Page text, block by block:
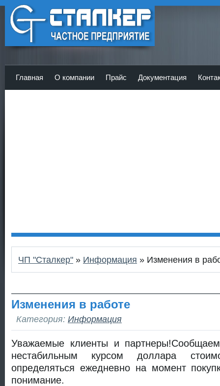
ЧП Сталкер - Главная
Главная О компании Прайс Документация
ЧП "Сталкер" » Информация » Изменения в
Изменения в работе
Категория: Информация
Уважаемые клиенты и
нестабильным курсом доллара
определяться ежедневно на момент
понимание.